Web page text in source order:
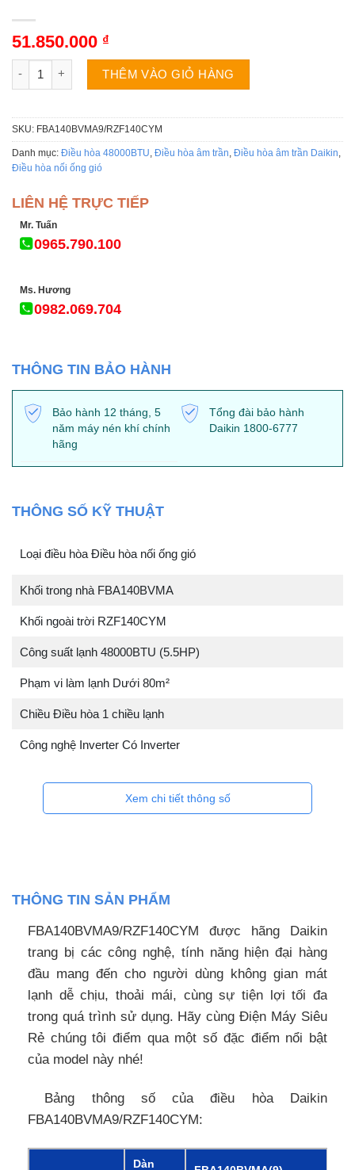
51.850.000 ₫
Điều hòa Daikin 1 chiều 48000BTU Inverter nối ống gió
THÊM VÀO GIỎ HÀNG
SKU: FBA140BVMA9/RZF140CYM
Danh mục: Điều hòa 48000BTU Điều hòa âm trần Điều hòa âm trần Daikin
Điều hòa nối ống gió
LIÊN HỆ TRỰC TIẾP
Mr. Tuấn
0965.790.100
Ms. Hương
0982.069.704
THÔNG TIN BẢO HÀNH
Bảo hành 12 tháng, 5
năm máy nén khí chính
hãng
Tổng đài bảo hành
Daikin 1800-6777
THÔNG SỐ KỸ THUẬT
Loại điều hòa Điều hòa nối ống gió
Khối trong nhà FBA140BVMA
Khối ngoài trời RZF140CYM
Công suất lạnh 48000BTU (5.5HP)
Phạm vi làm lạnh Dưới 80m²
Chiều Điều hòa 1 chiều lạnh
Công nghệ Inverter Có Inverter
Xem chi tiết thông số
THÔNG TIN SẢN PHẨM
FBA140BVMA9/RZF140CYM được hãng Daikin
trang bị các công nghệ, tính năng hiện đại hàng
đầu mang đến cho người dùng không gian mát
lạnh dễ chịu, thoải mái, cùng sự tiện lợi tối đa
trong quá trình sử dụng. Hãy cùng Điện Máy Siêu
Rẻ chúng tôi điểm qua một số đặc điểm nổi bật
của model này nhé!
Bảng thông số của điều hòa Daikin
FBA140BVMA9/RZF140CYM:
Dàn